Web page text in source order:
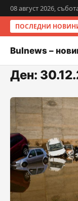
08 август 2026,
ПОСЛЕДНИ
Bulnews –
Ден: